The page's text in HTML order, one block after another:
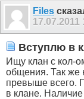
Files
17.07.2011
Вступлю в
Ищу клан с кол-
общения. Так же
превыше всего.
в клане.